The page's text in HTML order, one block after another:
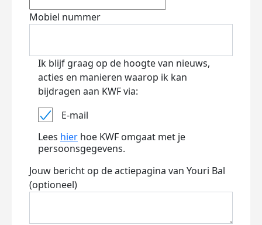
Mobiel nummer
Ik blijf graag op de hoogte van nieuws,
acties en manieren waarop ik kan
bijdragen aan KWF via:
E-mail
Lees hier hoe KWF omgaat met je
persoonsgegevens.
Jouw bericht op de actiepagina van Youri Bal
(optioneel)